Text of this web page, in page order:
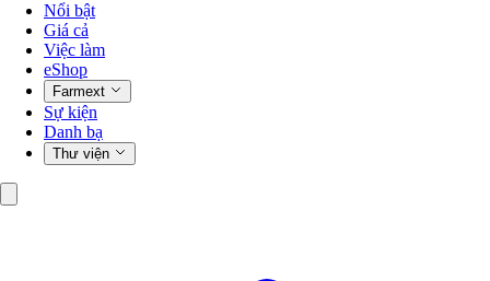
Nổi bật
Giá cả
Việc làm
eShop
Farmext
Sự kiện
Danh bạ
Thư viện